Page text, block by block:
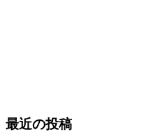
最近の投稿